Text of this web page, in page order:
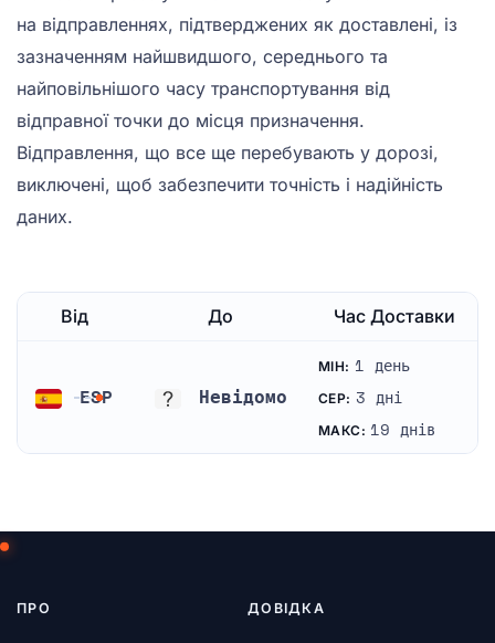
на відправленнях, підтверджених як доставлені, із
зазначенням найшвидшого, середнього та
найповільнішого часу транспортування від
відправної точки до місця призначення.
Відправлення, що все ще перебувають у дорозі,
виключені, щоб забезпечити точність і надійність
даних.
Від До Час Доставки
ESP Невідомо
МІН: 1 день
СЕР: 3 дні
МАКС: 19 днів
ПРО ДОВІДКА